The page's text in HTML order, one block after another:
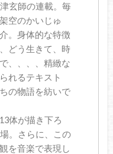
玄師の連載。毎
空のかいじゅ
。身体的な特徴
どう生きて、時
、、、、精緻な
れるテキスト
の物語を紡いで
体が描き下ろ
。さらに、この
を音楽で表現し